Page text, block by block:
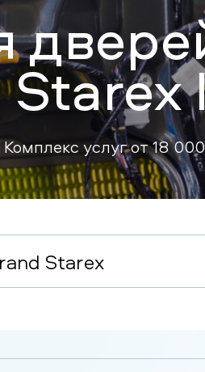
Starex
Комплекс услуг от18 000
Starex